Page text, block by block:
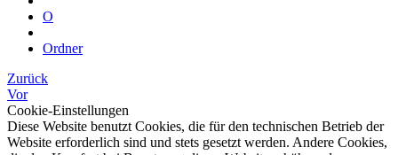
O
Ordner
Zurück
Vor
Cookie-Einstellungen
Diese Website benutzt Cookies, die für den technischen Betrieb der
Website erforderlich sind und stets gesetzt werden. Andere Cookies,